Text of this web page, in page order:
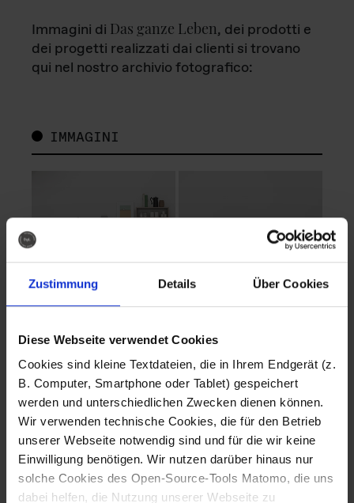
Zustimmung Details Über Cookies
Diese Webseite verwendet Cookies
Cookies sind kleine Textdateien, die in Ihrem Endgerät (z.
B. Computer, Smartphone oder Tablet) gespeichert
werden und unterschiedlichen Zwecken dienen können.
Wir verwenden technische Cookies, die für den Betrieb
unserer Webseite notwendig sind und für die wir keine
Einwilligung benötigen. Wir nutzen darüber hinaus nur
solche Cookies des Open-Source-Tools Matomo, die uns
dabei helfen, die Nutzung unserer Webseite zu
Immagini di Das ganze Leben, dei prodotti e
dei progetti realizzati dai clienti si trovano
qui nel nostro archivio fotografico:
IMMAGINI
Fotografo: Lorenz
Sternbach
Download
Fotografo: Lorenz
Sternbach
Download